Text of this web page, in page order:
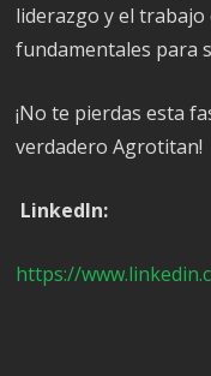
liderazgo y el
fundamentales para
¡No te pierdas esta
verdadero Agrotitan!
Linkedln:
https://